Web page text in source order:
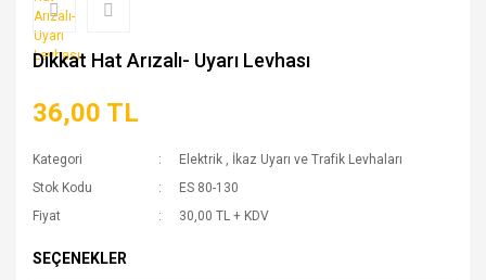
Dikkat Hat Arızalı- Uyarı Levhası
36,00 TL
Kategori Elektrik , İkaz Uyarı ve Trafik Levhaları
Stok Kodu
ES 80-130
Fiyat
30,00 TL + KDV
SEÇENEKLER